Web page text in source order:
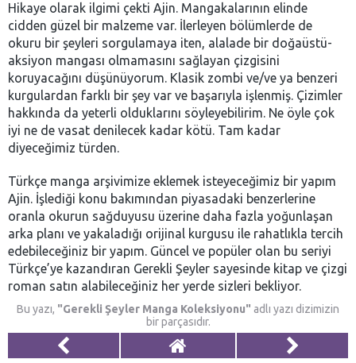
Hikaye olarak ilgimi çekti Ajin. Mangakalarının elinde
cidden güzel bir malzeme var. İlerleyen bölümlerde de
okuru bir şeyleri sorgulamaya iten, alalade bir doğaüstü-
aksiyon mangası olmamasını sağlayan çizgisini
koruyacağını düşünüyorum. Klasik zombi ve/ve ya benzeri
kurgulardan farklı bir şey var ve başarıyla işlenmiş. Çizimler
hakkında da yeterli olduklarını söyleyebilirim. Ne öyle çok
iyi ne de vasat denilecek kadar kötü. Tam kadar
diyeceğimiz türden.
Türkçe manga arşivimize eklemek isteyeceğimiz bir yapım
Ajin. İşlediği konu bakımından piyasadaki benzerlerine
oranla okurun sağduyusu üzerine daha fazla yoğunlaşan
arka planı ve yakaladığı orijinal kurgusu ile rahatlıkla tercih
edebileceğiniz bir yapım. Güncel ve popüler olan bu seriyi
Türkçe’ye kazandıran Gerekli Şeyler sayesinde kitap ve çizgi
roman satın alabileceğiniz her yerde sizleri bekliyor.
Bu yazı, "Gerekli Şeyler Manga Koleksiyonu" adlı yazı dizimizin
bir parçasıdır.